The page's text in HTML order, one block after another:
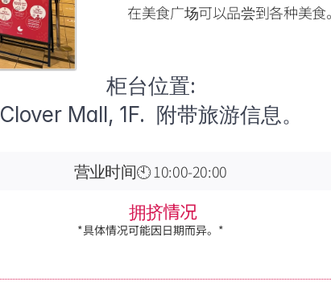
在美食广场可以品尝到各种美
柜台位置:
Clover Mall, 1F.  附带旅游信息。
营业时间🕙 10:00-20:00
拥挤情况
*具体情况可能因日期而异。*